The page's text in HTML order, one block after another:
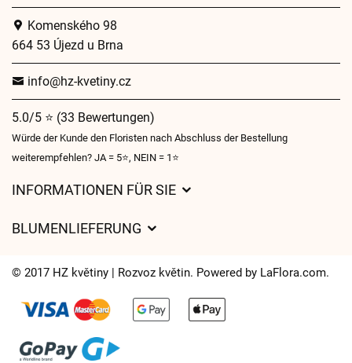
Komenského 98
664 53 Újezd u Brna
info@hz-kvetiny.cz
5.0/5 ⭐ (33 Bewertungen)
Würde der Kunde den Floristen nach Abschluss der Bestellung
weiterempfehlen? JA = 5⭐, NEIN = 1⭐
INFORMATIONEN FÜR SIE
Lieferzeiten für Blumen – Übersicht der Möglichkeiten
BLUMENLIEFERUNG
Wohin wir Blumen liefern
Cookies
© 2017 HZ květiny | Rozvoz květin. Powered by LaFlora.com.